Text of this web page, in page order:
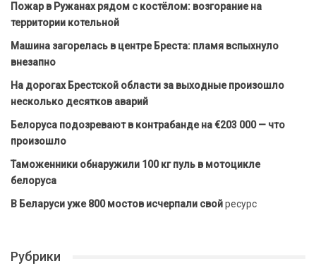
Пожар в Ружанах рядом с костёлом: возгорание на
территории котельной
Машина загорелась в центре Бреста: пламя вспыхнуло
внезапно
На дорогах Брестской области за выходные произошло
несколько десятков аварий
Белоруса подозревают в контрабанде на €203 000 — что
произошло
Таможенники обнаружили 100 кг пуль в мотоцикле
белоруса
В Беларуси уже 800 мостов исчерпали свойресурс
Рубрики